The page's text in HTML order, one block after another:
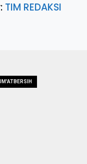
TIM REDAKSI